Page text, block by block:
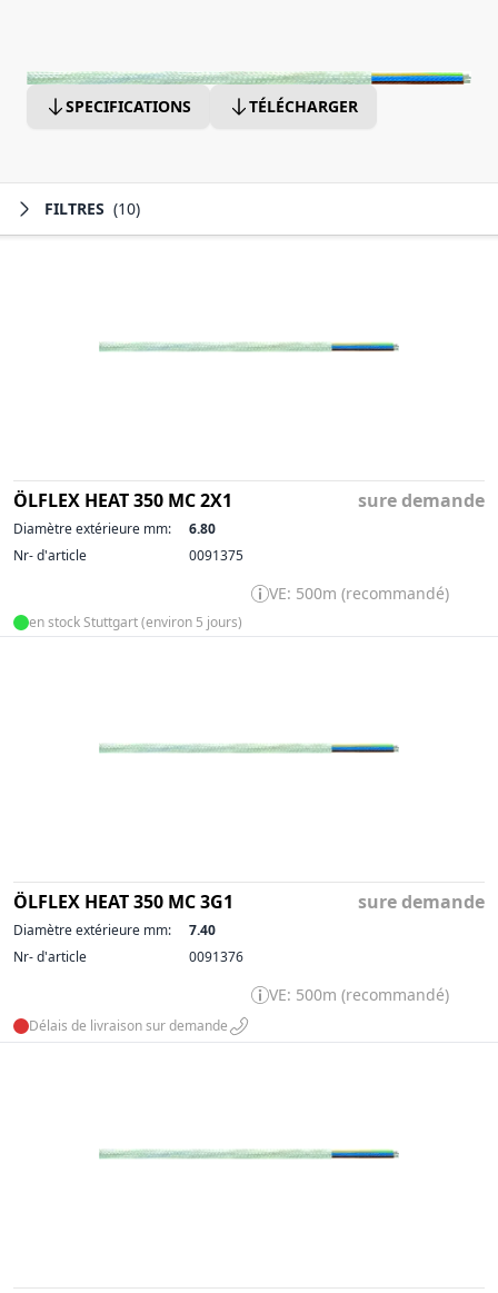
SPECIFICATIONS TÉLÉCHARGER
FILTRES (10)
ÖLFLEX HEAT 350 MC 2X1 sure demande
Diamètre extérieure mm:
6.80
Nr- d'article
0091375
VE: 500m (recommandé)
en stock Stuttgart (environ 5 jours)
ÖLFLEX HEAT 350 MC 3G1 sure demande
Diamètre extérieure mm:
7.40
Nr- d'article
0091376
VE: 500m (recommandé)
Délais de livraison sur demande